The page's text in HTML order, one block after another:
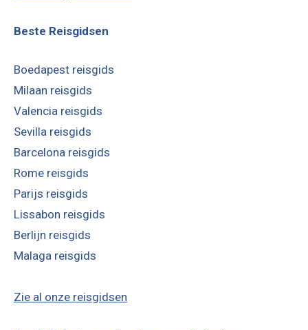
Beste Reisgidsen
Boedapest reisgids
Milaan reisgids
Valencia reisgids
Sevilla reisgids
Barcelona reisgids
Rome reisgids
Parijs reisgids
Lissabon reisgids
Berlijn reisgids
Malaga reisgids
Zie al onze reisgidsen